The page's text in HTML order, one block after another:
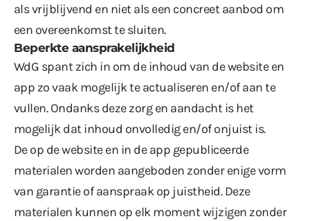
als vrijblijvend en niet als een concreet aanbod om
een overeenkomst te sluiten.
Beperkte aansprakelijkheid
WdG spant zich in om de inhoud van de website en
app zo vaak mogelijk te actualiseren en/of aan te
vullen. Ondanks deze zorg en aandacht is het
mogelijk dat inhoud onvolledig en/of onjuist is.
De op de website en in de app gepubliceerde
materialen worden aangeboden zonder enige vorm
van garantie of aanspraak op juistheid. Deze
materialen kunnen op elk moment wijzigen zonder